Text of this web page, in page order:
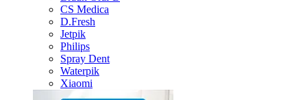
CS Medica
D.Fresh
Jetpik
Philips
Spray Dent
Waterpik
Xiaomi